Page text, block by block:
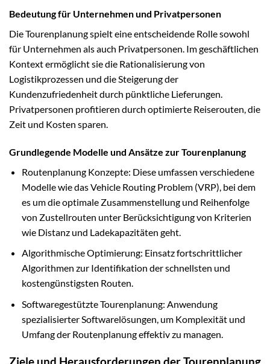
Bedeutung für Unternehmen und Privatpersonen
Die Tourenplanung spielt eine entscheidende Rolle sowohl
für Unternehmen als auch Privatpersonen. Im geschäftlichen
Kontext ermöglicht sie die Rationalisierung von
Logistikprozessen und die Steigerung der
Kundenzufriedenheit durch pünktliche Lieferungen.
Privatpersonen profitieren durch optimierte Reiserouten, die
Zeit und Kosten sparen.
Grundlegende Modelle und Ansätze zur Tourenplanung
Routenplanung Konzepte: Diese umfassen verschiedene
Modelle wie das Vehicle Routing Problem (VRP), bei dem
es um die optimale Zusammenstellung und Reihenfolge
von Zustellrouten unter Berücksichtigung von Kriterien
wie Distanz und Ladekapazitäten geht.
Algorithmische Optimierung: Einsatz fortschrittlicher
Algorithmen zur Identifikation der schnellsten und
kostengünstigsten Routen.
Softwaregestützte Tourenplanung: Anwendung
spezialisierter Softwarelösungen, um Komplexität und
Umfang der Routenplanung effektiv zu managen.
Ziele und Herausforderungen der Tourenplanung